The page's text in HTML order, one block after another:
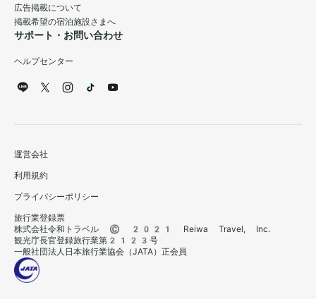
広告掲載について
掲載希望の宿泊施設さまへ
サポート・お問い合わせ
ヘルプセンター
運営会社
利用規約
プライバシーポリシー
旅行業登録票
株式会社令和トラベル © 2021 Reiwa Travel, Inc.
観光庁長官登録旅行業第2123号
一般社団法人日本旅行業協会（JATA）正会員